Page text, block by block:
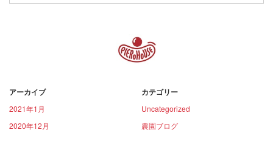
アーカイブ
2021年1月
2020年12月
カテゴリー
Uncategorized
農園ブログ